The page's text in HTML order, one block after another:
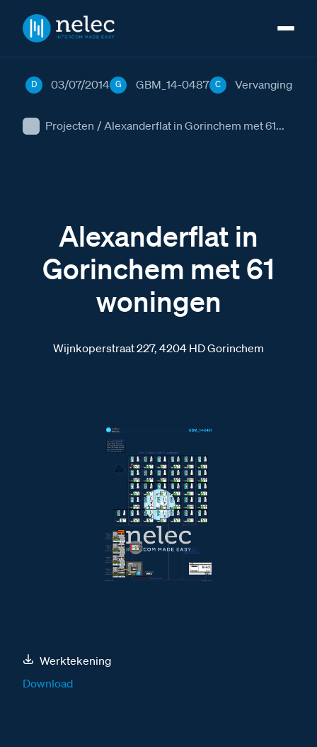
Projecten / Alexanderflat in Gorinchem met 61...
D 03/07/2014 G GBM_14-0487 C Vervanging
Alexanderflat in
Gorinchem met 61
woningen
Wijnkoperstraat 227, 4204 HD Gorinchem
Werktekening
Download